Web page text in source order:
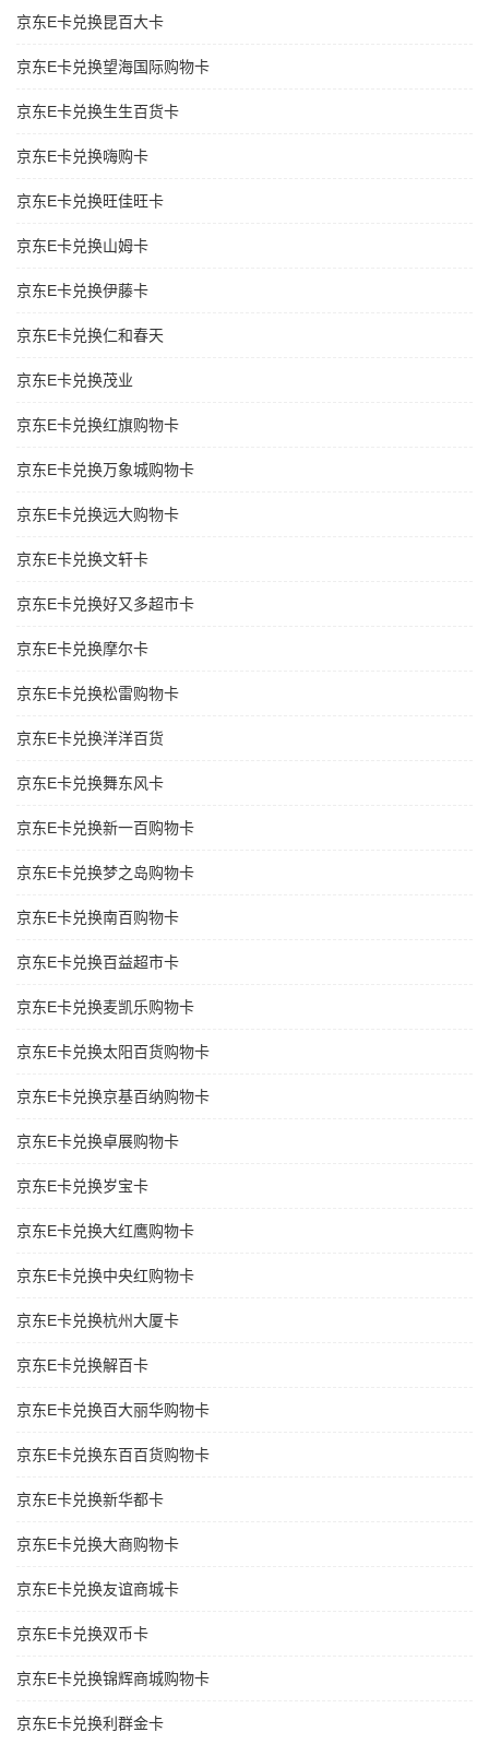
京东E卡兑换昆百大卡
京东E卡兑换望海国际购物卡
京东E卡兑换生生百货卡
京东E卡兑换嗨购卡
京东E卡兑换旺佳旺卡
京东E卡兑换山姆卡
京东E卡兑换伊藤卡
京东E卡兑换仁和春天
京东E卡兑换茂业
京东E卡兑换红旗购物卡
京东E卡兑换万象城购物卡
京东E卡兑换远大购物卡
京东E卡兑换文轩卡
京东E卡兑换好又多超市卡
京东E卡兑换摩尔卡
京东E卡兑换松雷购物卡
京东E卡兑换洋洋百货
京东E卡兑换舞东风卡
京东E卡兑换新一百购物卡
京东E卡兑换梦之岛购物卡
京东E卡兑换南百购物卡
京东E卡兑换百益超市卡
京东E卡兑换麦凯乐购物卡
京东E卡兑换太阳百货购物卡
京东E卡兑换京基百纳购物卡
京东E卡兑换卓展购物卡
京东E卡兑换岁宝卡
京东E卡兑换大红鹰购物卡
京东E卡兑换中央红购物卡
京东E卡兑换杭州大厦卡
京东E卡兑换解百卡
京东E卡兑换百大丽华购物卡
京东E卡兑换东百百货购物卡
京东E卡兑换新华都卡
京东E卡兑换大商购物卡
京东E卡兑换友谊商城卡
京东E卡兑换双币卡
京东E卡兑换锦辉商城购物卡
京东E卡兑换利群金卡